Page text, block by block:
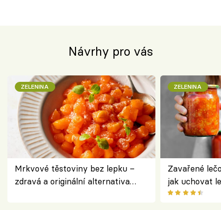
Návrhy pro vás
ZELENINA
Mrkvové těstoviny bez lepku –
zdravá a originální alternativa
ZELENINA
Zavařené
jak uchovat